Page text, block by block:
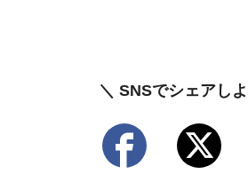
＼ SNSでシェアし